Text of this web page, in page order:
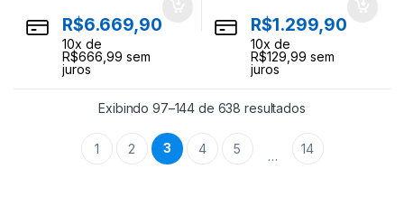
R$6.669,90
10x de
R$666,99 sem
juros
R$1.299,90
10x de
R$129,99 sem
juros
Exibindo 97–144 de 638 resultadosClassificado por
1 2 3 4 5 … 14